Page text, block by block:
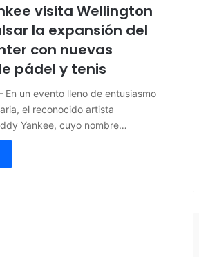
visita Wellington
la expansión del
con nuevas
pádel y tenis
un evento lleno de entusiasmo
el reconocido artista
Yankee, cuyo nombre…